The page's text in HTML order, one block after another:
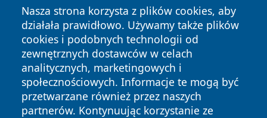
Nasza strona korzysta z plików cookies, aby
działała prawidłowo. Używamy także plików
cookies i podobnych technologii od
zewnętrznych dostawców w celach
analitycznych, marketingowych i
społecznościowych. Informacje te mogą być
przetwarzane również przez naszych
partnerów. Kontynuując korzystanie ze
Copyright © 2026 bedzinski24.pl Wszystkie prawa
zastrzeżone.
Polityka Polityka